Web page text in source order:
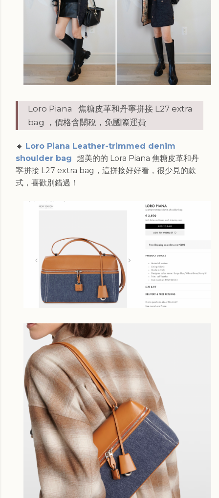
Loro Piana 焦糖皮革和丹寧拼接 L27 extra
bag ，價格含關稅，免國際運費
🔸 Loro Piana Leather-trimmed denim
shoulder bag
超美的的 Lora Piana 焦糖皮革和丹
寧拼接 L27 extra bag，這拼接好好看，很少見的款
式，喜歡別錯過！